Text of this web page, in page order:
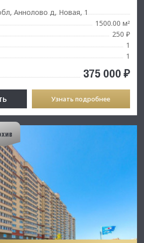
Аннолово д, Новая, 1
1500.00 м²
250 ₽
1
1
375 000 ₽
Узнать подробнее